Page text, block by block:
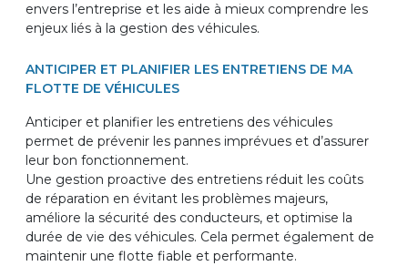
envers l’entreprise et les aide à mieux comprendre les
enjeux liés à la gestion des véhicules.
ANTICIPER ET PLANIFIER LES ENTRETIENS DE MA
FLOTTE DE VÉHICULES
Anticiper et planifier les entretiens des véhicules
permet de prévenir les pannes imprévues et d’assurer
leur bon fonctionnement.
Une gestion proactive des entretiens réduit les coûts
de réparation en évitant les problèmes majeurs,
améliore la sécurité des conducteurs, et optimise la
durée de vie des véhicules. Cela permet également de
maintenir une flotte fiable et performante.